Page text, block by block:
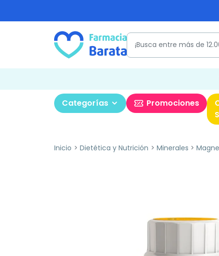
Categorías Promociones
Inicio Dietética y Nutrición Minerales